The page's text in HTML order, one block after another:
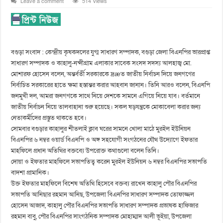
বগুড়া সংবাদ : কেন্দ্রীয় কৃষকদলের যুগ্ম সাধারণ সম্পাদক, বগুড়া জেলা বিএনপির ভারপ্রাপ্ত
সাধারণ সম্পাদক ও কাহালু-নন্দীগ্রাম এলাকার সাবেক সংসদ সদস্য আলহাজ্ব মো.
মোশারফ হোসেন বলেন, অন্তর্বর্তী সরকারকে দ্রæত জাতীয় নির্বাচন দিয়ে জনগণের
নির্বাচিত সরকারের হাতে ক্ষমা হস্তান্তর করার আহবান জানান। তিনি আরও বলেন, বিএনপি
জনমুখী দল, আমরা জনগণকে সাথে নিয়ে দেশকে সামনে এগিয়ে নিয়ে যাব। বর্তমানে
জাতীয় নির্বাচন নিয়ে তালবাহানা শুরু হয়েছে। সকল ষড়যন্ত্রকে মোকাবেলা করার জন্য
নেতাকর্মীদের প্রস্তুত থাকতে হবে।
সোমবার বগুড়ার কাহালুর শীতলাই ক্লাব ঘরের সামনে খোলা মাঠে মুরইল ইউনিয়ন
বিএনপির ৬ নম্বর ওয়ার্ড বিএনপি ও অঙ্গ সহযোগী সংগঠনের যৌথ উদ্যোগে ইফতার
মাহফিলে প্রধান অতিথির বক্তব্যে উপরোক্ত কথাগুলো বলেন তিনি।
দোয়া ও ইফতার মাহফিলে সভাপতিত্ব করেন মুরইল ইউনিয়ন ৬ নম্বর বিএনপির সভাপতি
বাদশা প্রামানিক।
উক্ত ইফতার মাহফিলে বিশেষ অতিথি হিসেবে বক্তব্য রাখেন কাহালু পৌর বিএনপির
সভাপতি আনিছার রহমান আনিছ, উপজেলা বিএনপির সাধারণ সম্পাদক তোফাজ্জল
হোসেন আজাদ, কাহালু পৌর বিএনপির সভাপতি সাধারণ সম্পাদক প্রভাষক হাফিজার
রহমান বাবু, পৌর বিএনপির সাংগঠনিক সম্পাদক মোহাম্মাদ আলী ভূইয়া, উপজেলা